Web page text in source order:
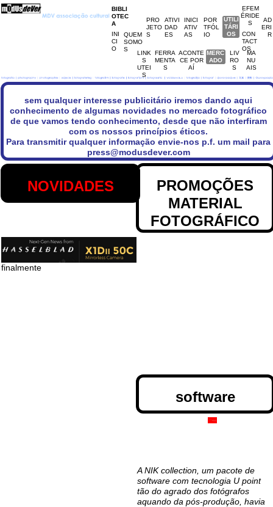
BIBLI
OTEC
A
INI
CI
O
QUEM
SOMO
S
PRO
JETO
S
ATIVI
DAD
ES
INICI
ATIV
AS
POR
TFÓL
IO
EFEM
ÉRIDE
S
CON
TACT
OS
AD
ERI
R
UTILI
TÁRI
OS
UTILI
TÁRI
OS
MERC
ADO
LINK
S
UTEI
S
FERRA
MENTA
S
ACONTE
CE POR
AÍ
LIV
RO
S
MA
NU
AIS
MERC
ADO
sem qualquer interesse publicitário iremos dando aqui
conhecimento de algumas novidades no mercado fotográfico
de que vamos tendo conhecimento, desde que não interfiram
com os nossos princípios éticos.
Para transmitir qualquer informação envie-nos p.f. um mail para
press@modusdever.com
NOVIDADES
PROMOÇÕES
MATERIAL
FOTOGRÁFICO
finalmente
software
A NIK collection, um pacote de
software com tecnologia U point
tão do agrado dos fotógrafos
aquando da pós-produção, havia